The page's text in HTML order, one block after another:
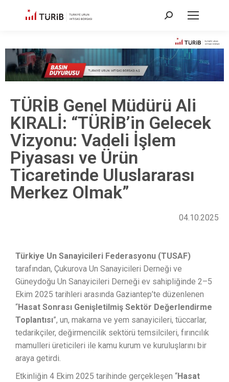
TÜRİB Genel Müdürü Ali
KIRALİ: “TÜRİB’in Gelecek
Vizyonu: Vadeli İşlem
Piyasası ve Ürün
Ticaretinde Uluslararası
Merkez Olmak”
04.10.2025
Türkiye Un Sanayicileri Federasyonu (TUSAF)
tarafından, Çukurova Un Sanayicileri Derneği ve
Güneydoğu Un Sanayicileri Derneği ev sahipliğinde 2–5
Ekim 2025 tarihleri arasında Gaziantep’te düzenlenen
“Hasat Sonrası Genişletilmiş Sektör Değerlendirme
Toplantısı”, un, makarna ve yem sanayicileri, tüccarlar,
tedarikçiler, değirmencilik sektörü temsilcileri, fırıncılık
mamulleri üreticileri ile kamu kurum ve kuruluşlarını bir
araya getirdi.
Etkinliğin 4 Ekim 2025 tarihinde gerçekleşen “Hasat